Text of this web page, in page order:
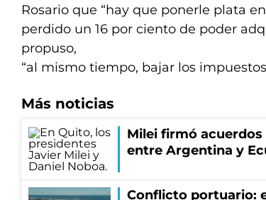
Rosario que “hay que ponerle plata
perdido un 16 por ciento de poder
propuso,
“al mismo tiempo, bajar los
Más noticias
Milei firmó
entre Argentina y
Conflicto portuario: